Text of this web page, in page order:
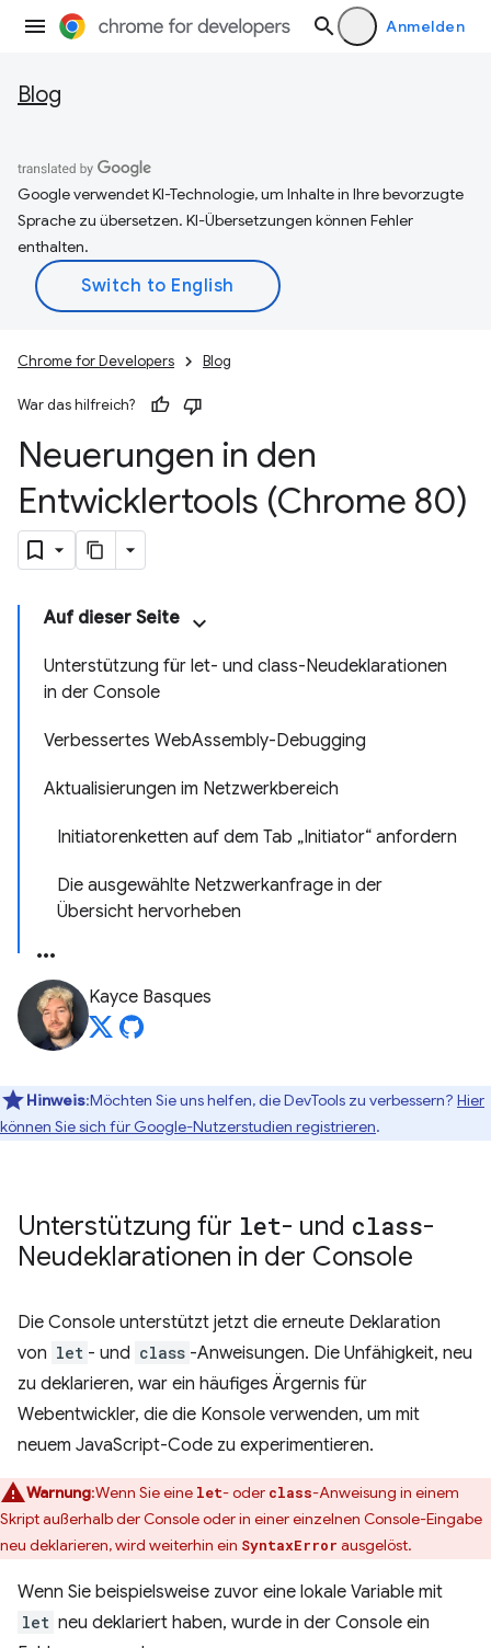
Anmelden
Blog
Google verwendet KI-Technologie, um Inhalte in Ihre bevorzugte
Sprache zu übersetzen. KI-Übersetzungen können Fehler
enthalten.
Chrome for Developers Blog
War das hilfreich?
Neuerungen in den
Entwicklertools (Chrome 80)
Auf dieser Seite
Unterstützung für let- und class-Neudeklarationen
in der Console
Verbessertes WebAssembly-Debugging
Aktualisierungen im Netzwerkbereich
Initiatorenketten auf dem Tab „Initiator“ anfordern
Die ausgewählte Netzwerkanfrage in der
Übersicht hervorheben
Kayce Basques
Hinweis:Möchten Sie uns helfen, die DevTools zu verbessern? Hier
können Sie sich für Google-Nutzerstudien registrieren.
Unterstützung für let- und class-
Neudeklarationen in der Console
Die Console unterstützt jetzt die erneute Deklaration
von let - und class -Anweisungen. Die Unfähigkeit, neu
zu deklarieren, war ein häufiges Ärgernis für
Webentwickler, die die Konsole verwenden, um mit
neuem JavaScript-Code zu experimentieren.
Warnung:Wenn Sie eine let- oder class-Anweisung in einem
Skript außerhalb der Console oder in einer einzelnen Console-Eingabe
neu deklarieren, wird weiterhin ein SyntaxError ausgelöst.
Wenn Sie beispielsweise zuvor eine lokale Variable mit
let neu deklariert haben, wurde in der Console ein